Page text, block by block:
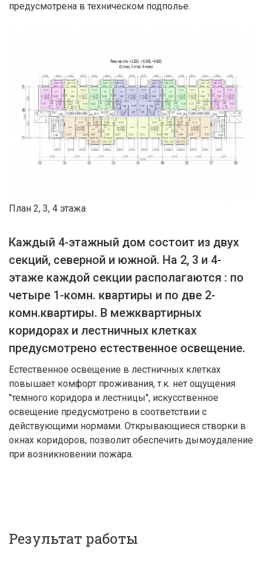
предусмотрена в техническом подполье.
План 2, 3, 4 этажа
Каждый 4-этажный дом состоит из двух
секций, северной и южной. На 2, 3 и 4-
этаже каждой секции располагаются : по
четыре 1-комн. квартиры и по две 2-
комн.квартиры. В межквартирных
коридорах и лестничных клетках
предусмотрено естественное освещение.
Естественное освещение в лестничных клетках
повышает комфорт проживания, т.к. нет ощущения
"темного коридора и лестницы", искусственное
освещение предусмотрено в соответствии с
действующими нормами. Открывающиеся створки в
окнах коридоров, позволит обеспечить дымоудаление
при возникновении пожара.
Результат работы